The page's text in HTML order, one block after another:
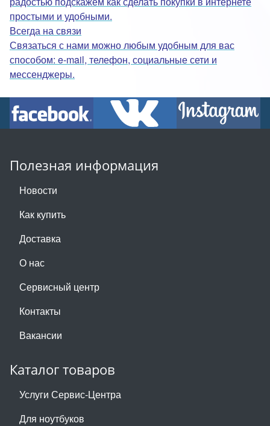
простыми и удобными.
Всегда на связи
Связаться с нами можно любым удобным для вас
способом: e-mail, телефон, социальные сети и
мессенджеры.
Полезная информация
Новости
Как купить
Доставка
О нас
Сервисный центр
Контакты
Вакансии
Каталог товаров
Услуги Сервис-Центра
Для ноутбуков